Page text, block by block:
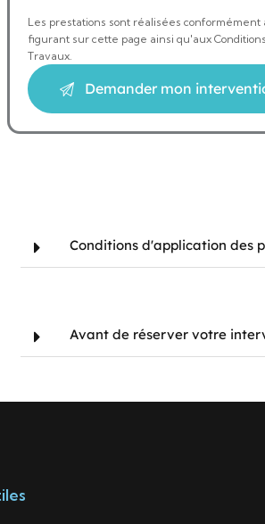
Les prestations sont réalisées conformément
figurant sur cette page ainsi qu'aux
Travaux.
Conditions d'application des
Avant de réserver votre